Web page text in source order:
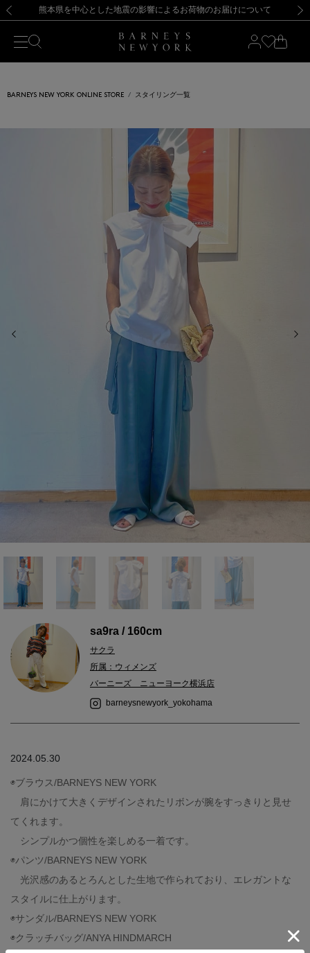
新規登録のお客様も対象！＜MY BARNEYS＞会員のお客様は11,000円（税込）以上のお買上げで常時送料無料！お買い物の際は会員登録を！
【夏季休業に伴う返品・交換承り一時停止のお知らせ】（2026.8.5）
熊本県を中心とした地震の影響によるお荷物のお届けについて
【開催中】SUMMER SALEのご案内・ご注意事項 新規登録のお客様も対象！＜MY BARNEYS＞会員のお客様は11,000円（税込）以上のお買上げで常時送料無料！お買い物の際は会員登録を！
【夏季休業に伴う返品・交換承り一時停止のお知らせ】（2026.8.5）
BARNEYS NEW YORK ONLINE STORE スタイリング一覧
sa9ra / 160cm
サクラ
所属：ウィメンズ
バーニーズ ニューヨーク横浜店
barneysnewyork_yokohama
2024.05.30
◉ブラウス/BARNEYS NEW YORK
肩にかけて大きくデザインされたリボンが腕をすっきりと見せ
てくれます。
シンプルかつ個性を楽しめる一着です。
◉パンツ/BARNEYS NEW YORK
光沢感のあるとろんとした生地で作られており、エレガントな
スタイルに仕上がります。
◉サンダル/BARNEYS NEW YORK
◉クラッチバッグ/ANYA HINDMARCH